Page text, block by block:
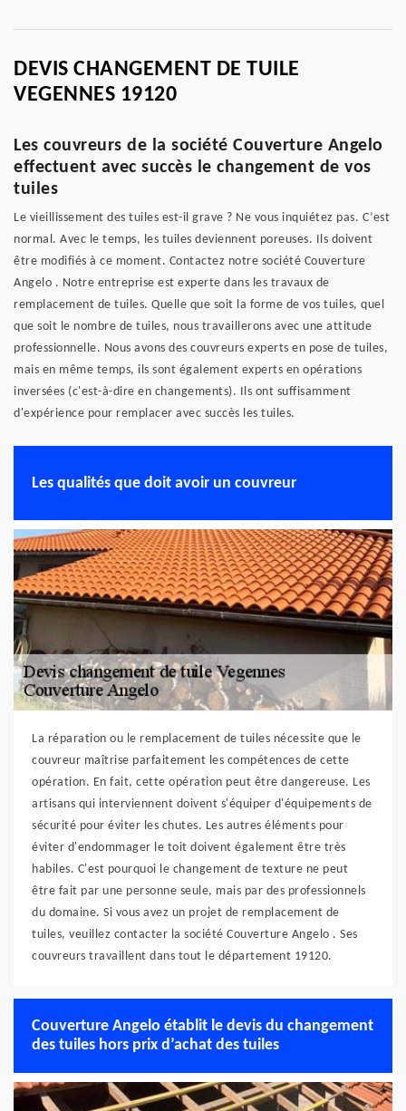
DEVIS CHANGEMENT DE TUILE
VEGENNES 19120
Les couvreurs de la société Couverture Angelo
effectuent avec succès le changement de vos
tuiles
Le vieillissement des tuiles est-il grave ? Ne vous inquiétez pas. C’est
normal. Avec le temps, les tuiles deviennent poreuses. Ils doivent
être modifiés à ce moment. Contactez notre société Couverture
Angelo . Notre entreprise est experte dans les travaux de
remplacement de tuiles. Quelle que soit la forme de vos tuiles, quel
que soit le nombre de tuiles, nous travaillerons avec une attitude
professionnelle. Nous avons des couvreurs experts en pose de tuiles,
mais en même temps, ils sont également experts en opérations
inversées (c'est-à-dire en changements). Ils ont suffisamment
d'expérience pour remplacer avec succès les tuiles.
Les qualités que doit avoir un couvreur
La réparation ou le remplacement de tuiles nécessite que le
couvreur maîtrise parfaitement les compétences de cette
opération. En fait, cette opération peut être dangereuse. Les
artisans qui interviennent doivent s'équiper d'équipements de
sécurité pour éviter les chutes. Les autres éléments pour
éviter d'endommager le toit doivent également être très
habiles. C'est pourquoi le changement de texture ne peut
être fait par une personne seule, mais par des professionnels
du domaine. Si vous avez un projet de remplacement de
tuiles, veuillez contacter la société Couverture Angelo . Ses
couvreurs travaillent dans tout le département 19120.
Couverture Angelo établit le devis du changement
des tuiles hors prix d’achat des tuiles